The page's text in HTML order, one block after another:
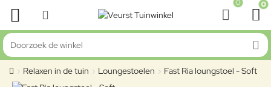
0 0
Doorzoek de winkel
home
Relaxen in de tuin Loungestoelen Fast Ria loungstoel - Soft